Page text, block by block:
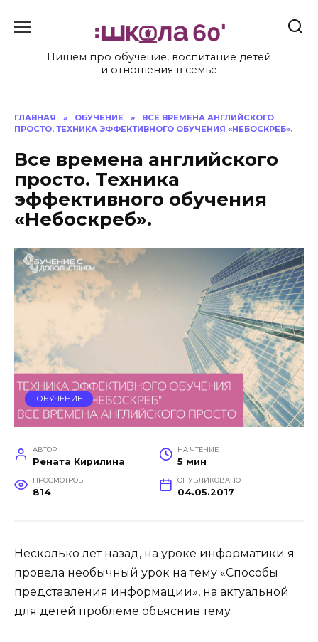
Пишем про обучение, воспитание детей
и отношения в семье
ГЛАВНАЯ » ОБУЧЕНИЕ »
ВСЕ ВРЕМЕНА АНГЛИЙСКОГО
ПРОСТО. ТЕХНИКА ЭФФЕКТИВНОГО ОБУЧЕНИЯ «НЕБОСКРЕБ».
Все времена английского
просто. Техника
эффективного обучения
«Небоскреб».
ОБУЧЕНИЕ
АВТОР
Рената Кирилина
НА ЧТЕНИЕ
5 мин
ПРОСМОТРОВ
814
ОПУБЛИКОВАНО
04.05.2017
Несколько лет назад, на уроке информатики я
провела необычный урок на тему «Способы
представления информации», на актуальной
для детей проблеме объяснив тему